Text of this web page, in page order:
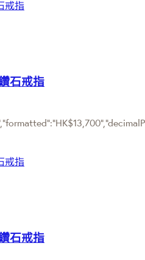
石戒指
石戒指